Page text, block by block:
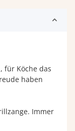
für Köche das
haben
Immer